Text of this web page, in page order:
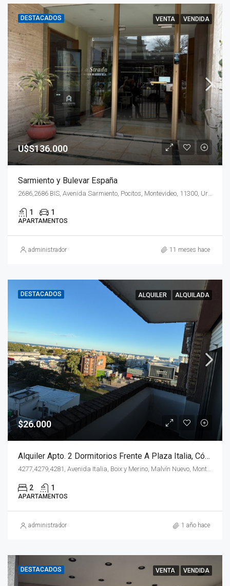
DESTACADOS VENTA VENDIDA
U$S136.000
Sarmiento y Bulevar España
1 1
APARTAMENTOS
administrador 11 meses hace
DESTACADOS ALQUILER ALQUILADA
$26.000
Alquiler Apto. 2 Dormitorios Frente A Plaza Italia, Cómodo Y Luminoso
4277,4279,4281, Avenida Italia, Boix y Merino, Malvín Nuevo, Montevideo, 11400, Uruguay
2 1
APARTAMENTOS
administrador 1 año hace
DESTACADOS VENTA VENDIDA